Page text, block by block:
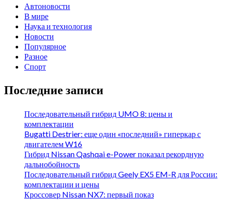
Автоновости
В мире
Наука и технология
Новости
Популярное
Разное
Спорт
Последние записи
Последовательный гибрид UMO 8: цены и
комплектации
Bugatti Destrier: еще один «последний» гиперкар с
двигателем W16
Гибрид Nissan Qashqai e-Power показал рекордную
дальнобойность
Последовательный гибрид Geely EX5 EM-R для России:
комплектации и цены
Кроссовер Nissan NX7: первый показ